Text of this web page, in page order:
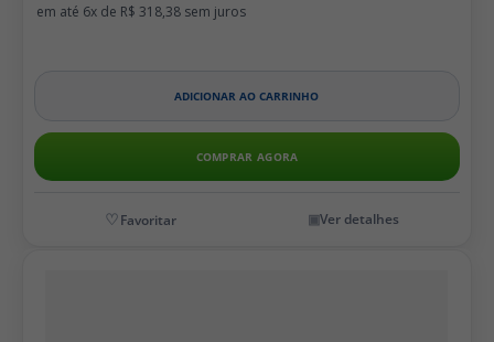
6x de R$ 318,38
ADICIONAR AO CARRINHO
COMPRAR AGORA
Ver detalhes